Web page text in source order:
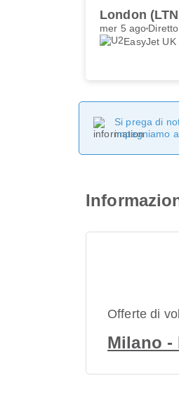
London
mer 5 ago Diretto
EasyJet UK
Si prega di
impegniamo
Offerte di
Milano -